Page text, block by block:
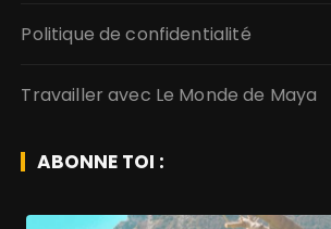
Politique de confidentialité
Travailler avec Le Monde de Maya
ABONNE TOI :